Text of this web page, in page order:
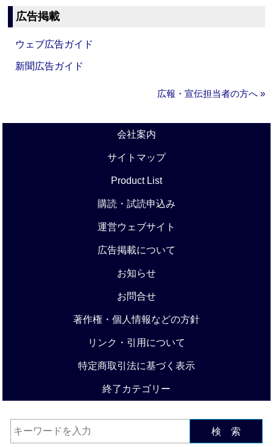
広告掲載
ウェブ広告ガイド
新聞広告ガイド
広報・宣伝担当者の方へ »
会社案内
サイトマップ
Product List
購読・試読申込み
運営ウェブサイト
広告掲載について
お知らせ
お問合せ
著作権・個人情報などの方針
リンク・引用について
特定商取引法に基づく表示
終了カテゴリー
検 索